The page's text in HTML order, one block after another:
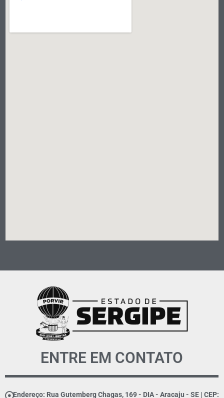
ENTRE EM CONTATO
Endereço: Rua Gutemberg Chagas, 169 - DIA - Aracaju - SE | CEP: